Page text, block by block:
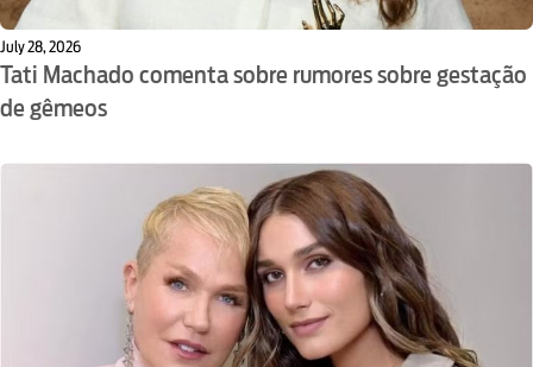
July 28, 2026
Tati Machado comenta sobre rumores sobre gestação
de gêmeos